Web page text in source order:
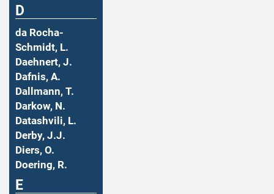
D
da Rocha-
Schmidt, L.
Daehnert, J.
Dafnis, A.
Dallmann, T.
Darkow, N.
Datashvili, L.
Derby, J.J.
Diers, O.
Doering, R.
E